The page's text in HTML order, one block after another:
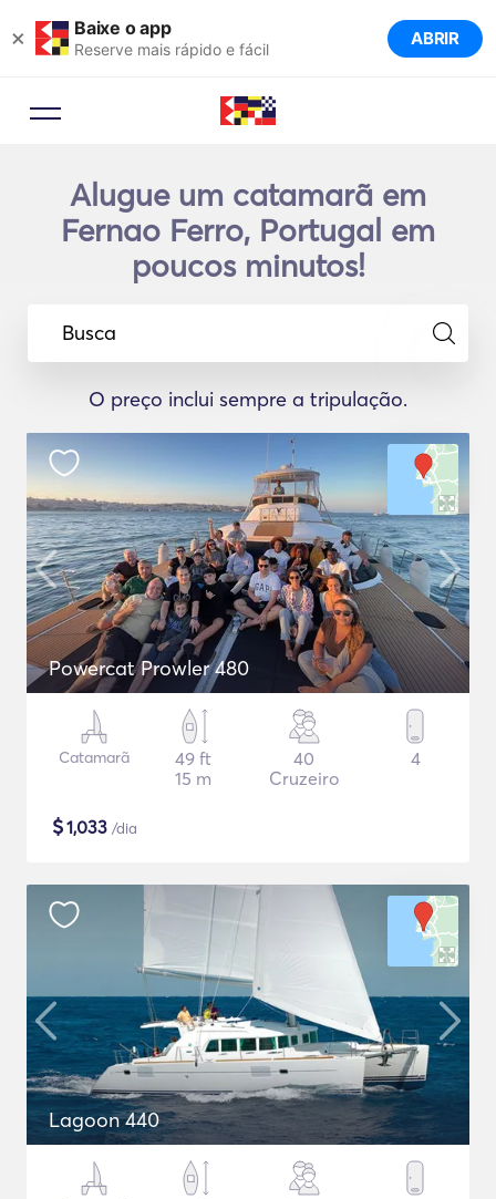
× Baixe o app
Reserve mais rápido e fácil ABRIR
Alugue um catamarã em
Fernao Ferro, Portugal em
poucos minutos!
Busca
O preço inclui sempre a tripulação.
Powercat Prowler 480
Catamarã
49 ft
15 m
40
Cruzeiro
4
$1,033 /dia
Lagoon 440